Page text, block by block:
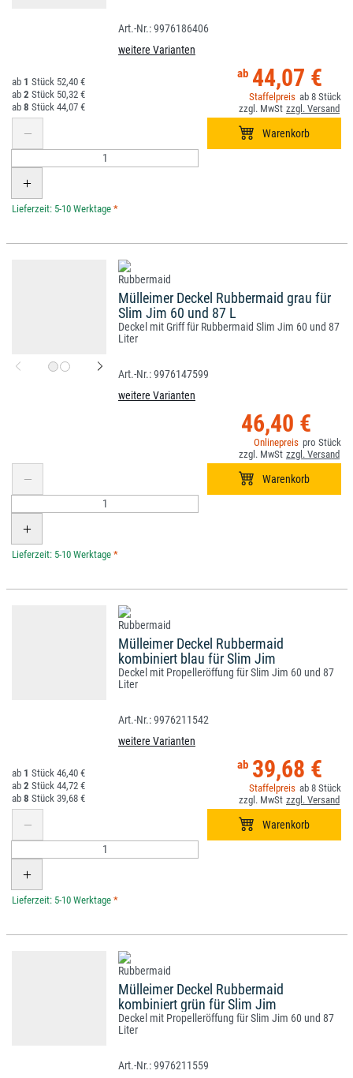
9976186406
weitere Varianten
44,07 €
8
1
52,40 €
2
50,32 €
8
44,07 €
*
Mülleimer Deckel Rubbermaid grau für
Slim Jim 60 und 87 L
Deckel mit Griff für Rubbermaid Slim Jim 60 und 87
Liter
9976147599
weitere Varianten
46,40 €
*
Mülleimer Deckel Rubbermaid
kombiniert blau für Slim Jim
Deckel mit Propelleröffung für Slim Jim 60 und 87
Liter
9976211542
weitere Varianten
39,68 €
8
1
46,40 €
2
44,72 €
8
39,68 €
*
Mülleimer Deckel Rubbermaid
kombiniert grün für Slim Jim
Deckel mit Propelleröffung für Slim Jim 60 und 87
Liter
9976211559